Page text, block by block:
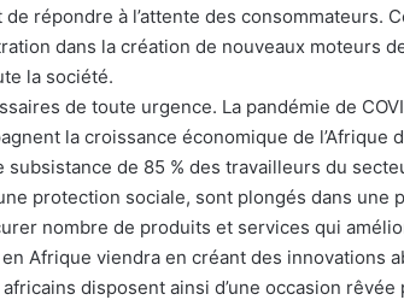
répondre à l’attente des consommateurs.
dans la création de nouveaux moteurs
la société.
de toute urgence. La pandémie de
la croissance économique de l’Afrique
subsistance de 85 % des travailleurs du
protection sociale, sont plongés dans une
nombre de produits et services qui
Afrique viendra en créant des innovations
disposent ainsi d’une occasion